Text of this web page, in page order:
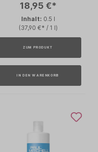
18,95 €*
Inhalt: 0.5 l
(37,90 €* / 1 l)
ZUM PRODUKT
IN DEN WARENKORB